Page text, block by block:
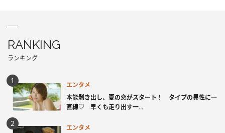
RANKING
ランキング
エンタメ
本能剥き出し、夏の恋がスタート！ タイプの異性に一
直線♡ 早くも走り出す一...
エンタメ